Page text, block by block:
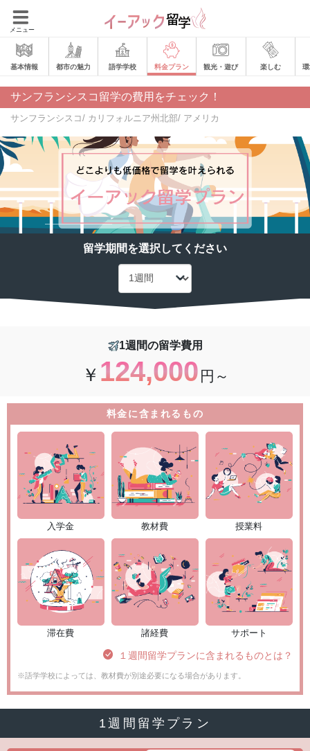
メニュー
基本情報 都市の魅力 語学学校 料金プラン 観光・遊び 楽しむ
サンフランシスコ留学の費用をチェック！
サンフランシスコ/ カリフォルニア州北部/ アメリカ
留学期間を選択してください
1週間の留学費用
￥ 124,000 円～
料金に含まれるもの
入学金 教材費 授業料
滞在費 諸経費 サポート
１週間留学プランに含まれるものとは？
※語学学校によっては、教材費が別途必要になる場合があります。
1週間留学プラン